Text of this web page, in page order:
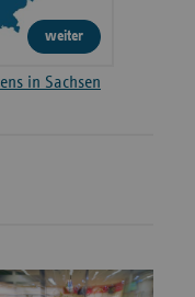
weiter
in Sachsen